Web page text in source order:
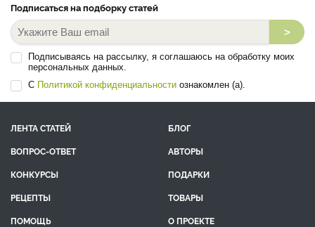
Подписаться на подборку статей
>
Подписываясь на рассылку, я соглашаюсь на обработку моих
персональных данных.
С Политикой конфиденциальности ознакомлен (а).
ЛЕНТА СТАТЕЙ
БЛОГ
ВОПРОС-ОТВЕТ
АВТОРЫ
КОНКУРСЫ
ПОДАРКИ
РЕЦЕПТЫ
ТОВАРЫ
ПОМОЩЬ
О ПРОЕКТЕ